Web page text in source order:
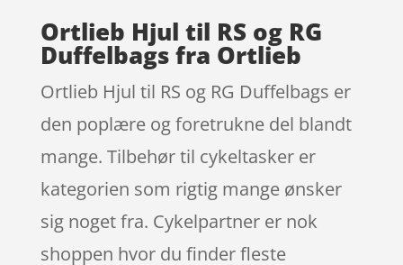
Ortlieb Hjul til RS og RG
Duffelbags fra Ortlieb
Ortlieb Hjul til RS og RG Duffelbags er
den poplære og foretrukne del blandt
mange. Tilbehør til cykeltasker er
kategorien som rigtig mange ønsker
sig noget fra. Cykelpartner er nok
shoppen hvor du finder fleste